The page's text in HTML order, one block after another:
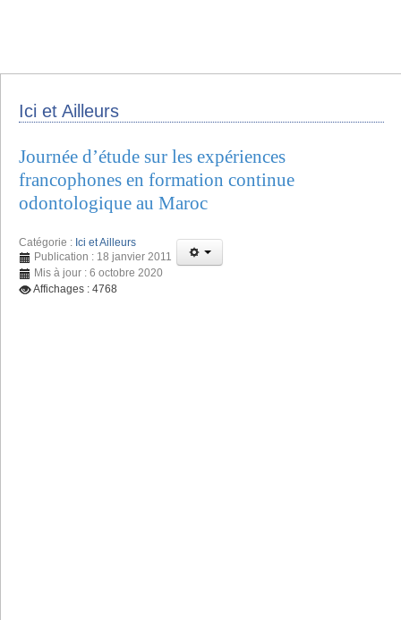
Ici et Ailleurs
Journée d’étude sur les expériences
francophones en formation continue
odontologique au Maroc
Catégorie : Ici et Ailleurs
Publication : 18 janvier 2011
Mis à jour : 6 octobre 2020
Affichages : 4768